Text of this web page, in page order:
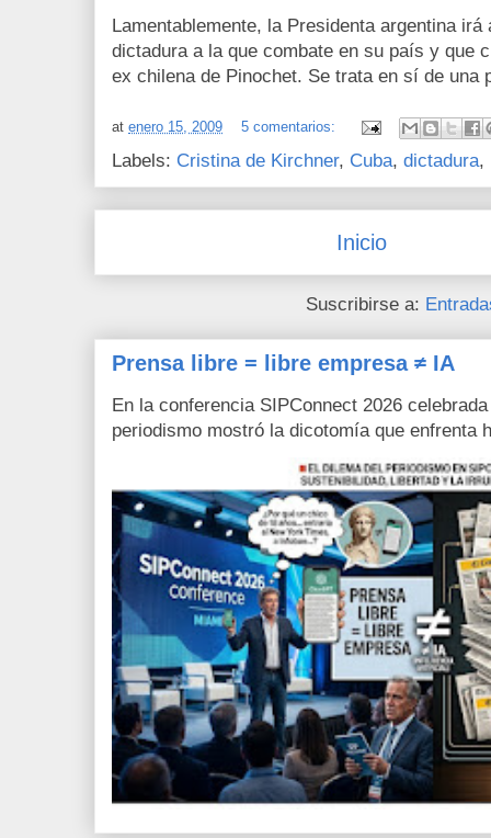
Lamentablemente, la Presidenta argentina
dictadura a la que combate en su país y que
ex chilena de Pinochet. Se trata en sí de una
at enero 15, 2009 5 comentarios:
Labels: Cristina de Kirchner, Cuba, dictadura,
Inicio
Suscribirse a:
Prensa libre = libre empresa ≠ IA
En la conferencia SIPConnect 2026
periodismo mostró la dicotomía que enfrenta